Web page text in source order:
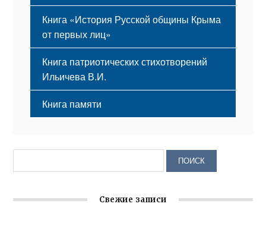
Книга «История Русской общины Крыма
от первых лиц»
Книга патриотических стихотворений
Ильичева В.И.
Книга памяти
Свежие записи